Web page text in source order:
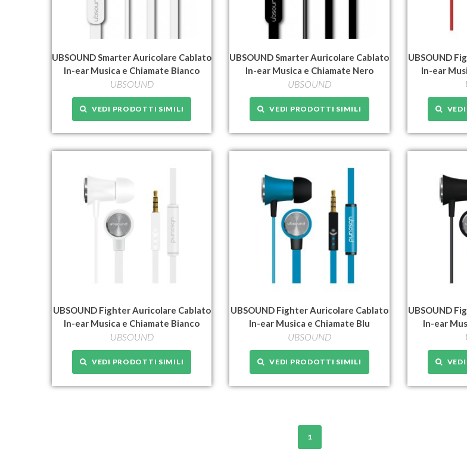
UBSOUND Smarter Auricolare Cablato
In-ear Musica e Chiamate Bianco
UBSOUND
VEDI PRODOTTI SIMILI
UBSOUND Smarter Auricolare Cablato
In-ear Musica e Chiamate Nero
UBSOUND
VEDI PRODOTTI SIMILI
UBSOUND
In-ear
UBSOUND Fighter Auricolare Cablato
In-ear Musica e Chiamate Bianco
UBSOUND
VEDI PRODOTTI SIMILI
UBSOUND Fighter Auricolare Cablato
In-ear Musica e Chiamate Blu
UBSOUND
VEDI PRODOTTI SIMILI
UBSOUND
In-ear
1